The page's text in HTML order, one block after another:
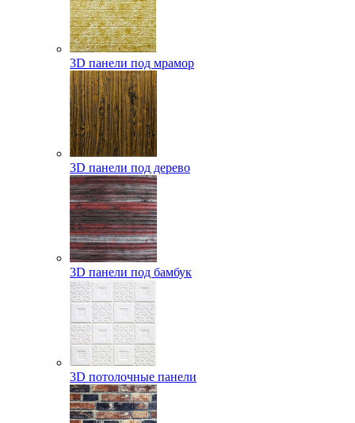
3D панели под мрамор
3D панели под дерево
3D панели под бамбук
3D потолочные панели